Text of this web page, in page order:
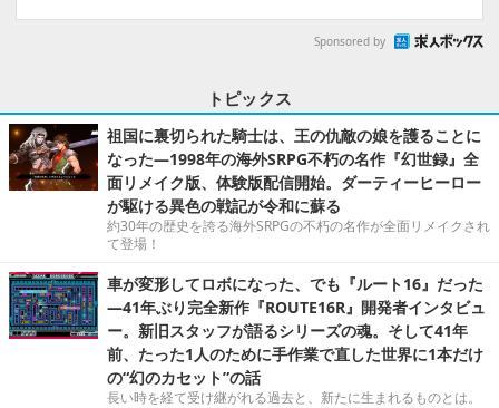
Sponsored by
トピックス
祖国に裏切られた騎士は、王の仇敵の娘を護ることに
なった―1998年の海外SRPG不朽の名作『幻世録』全
面リメイク版、体験版配信開始。ダーティーヒーロー
が駆ける異色の戦記が令和に蘇る
約30年の歴史を誇る海外SRPGの不朽の名作が全面リメイクされ
て登場！
車が変形してロボになった、でも『ルート16』だった
―41年ぶり完全新作『ROUTE16R』開発者インタビュ
ー。新旧スタッフが語るシリーズの魂。そして41年
前、たった1人のために手作業で直した世界に1本だけ
の“幻のカセット”の話
長い時を経て受け継がれる過去と、新たに生まれるものとは。